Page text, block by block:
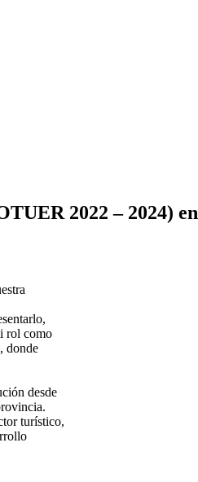
2022 – 2024)
rol como
donde
desde
turístico,